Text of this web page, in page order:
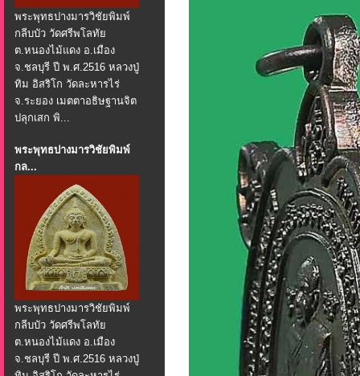
พระพุทธปางมารวิชัยพิมพ์
กลีบบัว วัดศรีพโลทัย
ต.หนองไม้แดง อ.เมือง
จ.ชลบุรี ปี พ.ศ.2516 หลวงปู่
ทิม อิสริโก วัดละหารไร่
จ.ระยอง เมตตาอธิษฐานจิต
ปลุกเสก พิ...
พระพุทธปางมารวิชัยพิมพ์
กล...
พระพุทธปางมารวิชัยพิมพ์
กลีบบัว วัดศรีพโลทัย
ต.หนองไม้แดง อ.เมือง
จ.ชลบุรี ปี พ.ศ.2516 หลวงปู่